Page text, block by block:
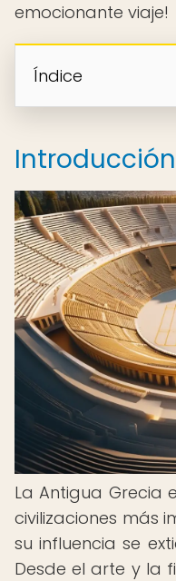
emocionante viaje!
Índice
Introducción
La Antigua Grecia
civilizaciones más
su influencia se
Desde el arte y la